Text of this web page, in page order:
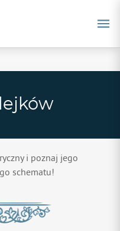
i poznaj jego
schematu!